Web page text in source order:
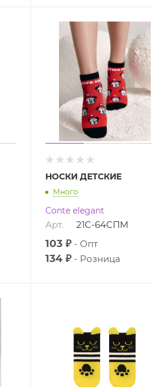
НОСКИ ДЕТСКИЕ
Много
Conte elegant
Арт. 21С-64СПМ
103 ₽ Опт
134 ₽ Розница